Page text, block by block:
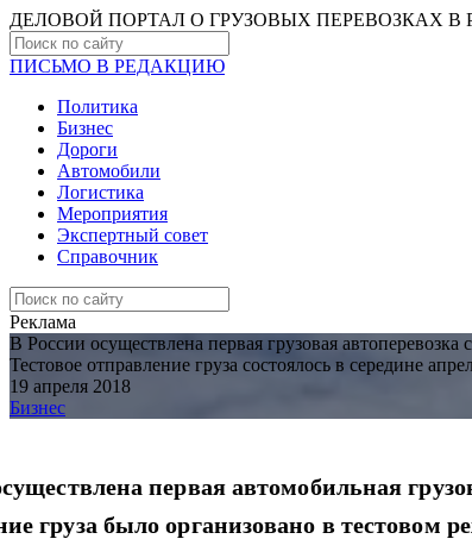
ДЕЛОВОЙ ПОРТАЛ О ГРУЗОВЫХ ПЕРЕВОЗКАХ В
ПИСЬМО В РЕДАКЦИЮ
Политика
Бизнес
Дороги
Автомобили
Логистика
Мероприятия
Экспертный совет
Справочник
Реклама
В России осуществлена первая грузовая
Тестовое отправление груза состоялось в середине
19 апреля 2018
Бизнес
первая автомобильная
груза было организовано в